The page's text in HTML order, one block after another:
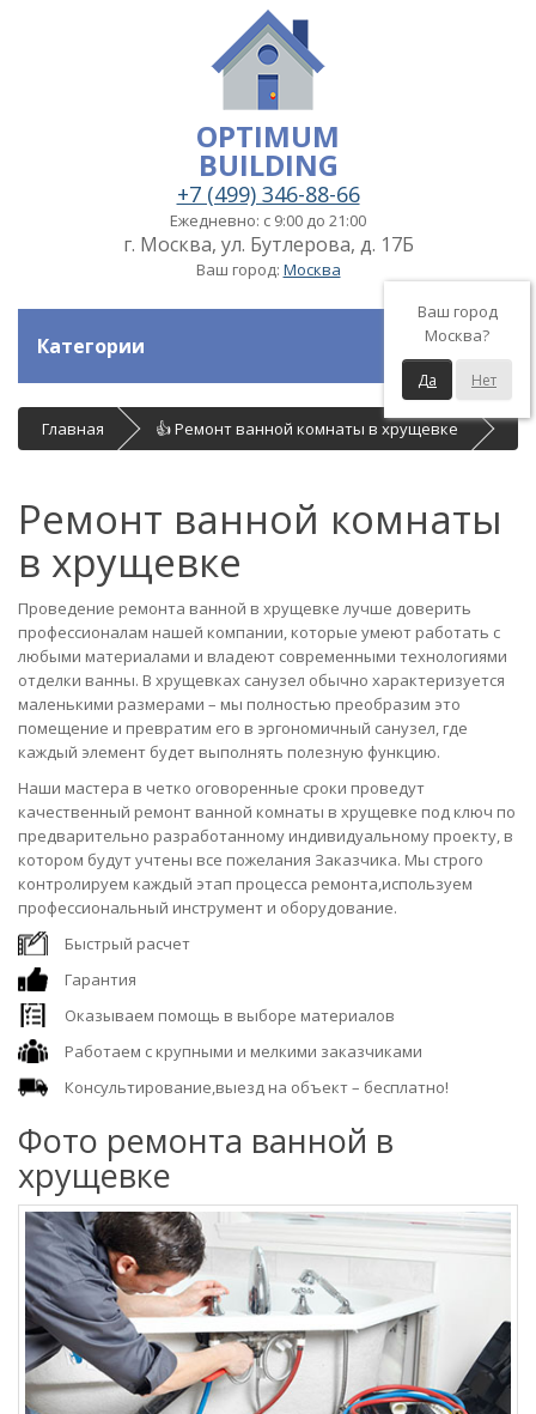
OPTIMUM
BUILDING
+7 (499) 346-88-66
Ежедневно: с 9:00 до 21:00
г. Москва, ул. Бутлерова, д. 17Б
Ваш город: Москва
Ваш город
Москва?
Да Нет
Категории
Главная 👍 Ремонт ванной комнаты в хрущевке
Ремонт ванной комнаты
в хрущевке
Проведение ремонта ванной в хрущевке лучше доверить
профессионалам нашей компании, которые умеют работать с
любыми материалами и владеют современными технологиями
отделки ванны. В хрущевках санузел обычно характеризуется
маленькими размерами – мы полностью преобразим это
помещение и превратим его в эргономичный санузел, где
каждый элемент будет выполнять полезную функцию.
Наши мастера в четко оговоренные сроки проведут
качественный ремонт ванной комнаты в хрущевке под ключ по
предварительно разработанному индивидуальному проекту, в
котором будут учтены все пожелания Заказчика. Мы строго
контролируем каждый этап процесса ремонта,используем
профессиональный инструмент и оборудование.
Быстрый расчет
Гарантия
Оказываем помощь в выборе материалов
Работаем с крупными и мелкими заказчиками
Консультирование,выезд на объект – бесплатно!
Фото ремонта ванной в
хрущевке